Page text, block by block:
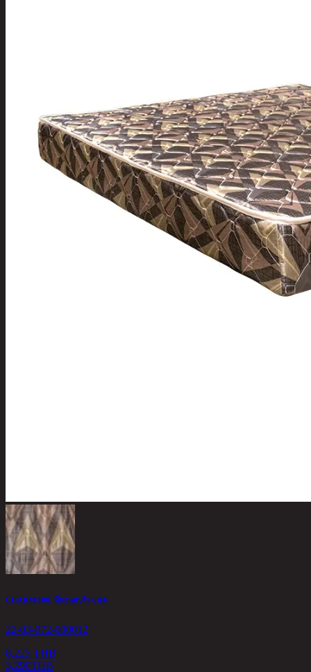
CHARM/180, ที่นอนสปริง 6ฟุต
22-03-072-000012
8,225 THB
3,290THB